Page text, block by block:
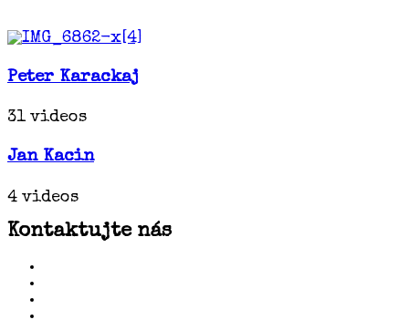
Peter Karackaj
31 videos
Jan Kacin
4 videos
Kontaktujte nás